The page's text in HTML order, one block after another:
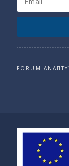
FORUM